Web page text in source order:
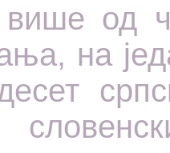
више од
на